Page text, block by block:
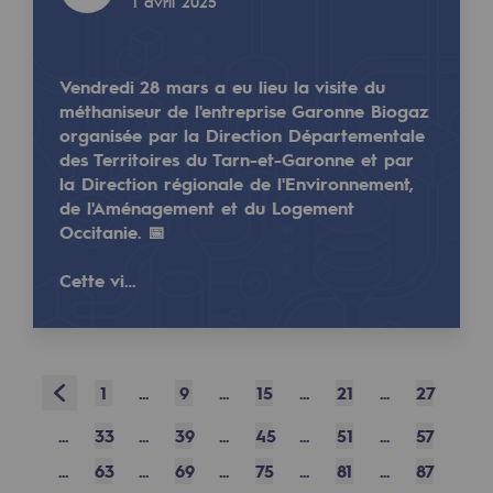
Santé et sécurité au travail
Sécurité industrielle
Gouvernance responsable
Gouvernance responsable
CADRE, le programme gouvernance
Achats responsables
Vendredi 28 mars a eu lieu la visite du
méthaniseur de l'entreprise Garonne Biogaz
organisée par la Direction Départementale
des Territoires du Tarn-et-Garonne et par
la Direction régionale de l'Environnement,
de l'Aménagement et du Logement
Occitanie. 📅
Cette vi…
Prev 1 ... 9 ... 15 ... 21 ...
27
...
33 ... 39 ... 45 ... 51 ...
57
...
63 ... 69 ... 75 ... 81 ...
87